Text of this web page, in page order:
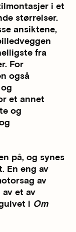
i et
størrelser.
ansiktene,
fra
For
også
et annet
og
på, og synes
En eng av
av
et av
i Om